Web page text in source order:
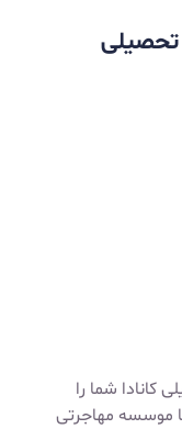
تحصیلی
کانادا شما را
موسسه مهاجرتی